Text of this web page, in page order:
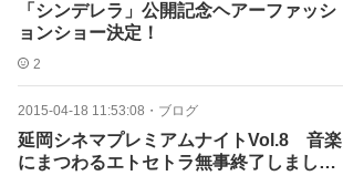
「シンデレラ」公開記念ヘアーファッシ
ョンショー決定！
2
2015-04-18 11:53:08 ・ ブログ
延岡シネマプレミアムナイトVol.8 音楽
にまつわるエトセトラ無事終了しまし